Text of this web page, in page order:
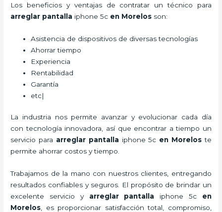
Los beneficios y ventajas de contratar un técnico para
arreglar pantalla iphone 5c en Morelos son:
Asistencia de dispositivos de diversas tecnologías
Ahorrar tiempo
Experiencia
Rentabilidad
Garantía
etc|
La industria nos permite avanzar y evolucionar cada día
con tecnología innovadora, así que encontrar a tiempo un
servicio para arreglar pantalla iphone 5c en Morelos te
permite ahorrar costos y tiempo.
Trabajamos de la mano con nuestros clientes, entregando
resultados confiables y seguros. El propósito de brindar un
excelente servicio y arreglar pantalla iphone 5c en
Morelos , es proporcionar satisfacción total, compromiso,